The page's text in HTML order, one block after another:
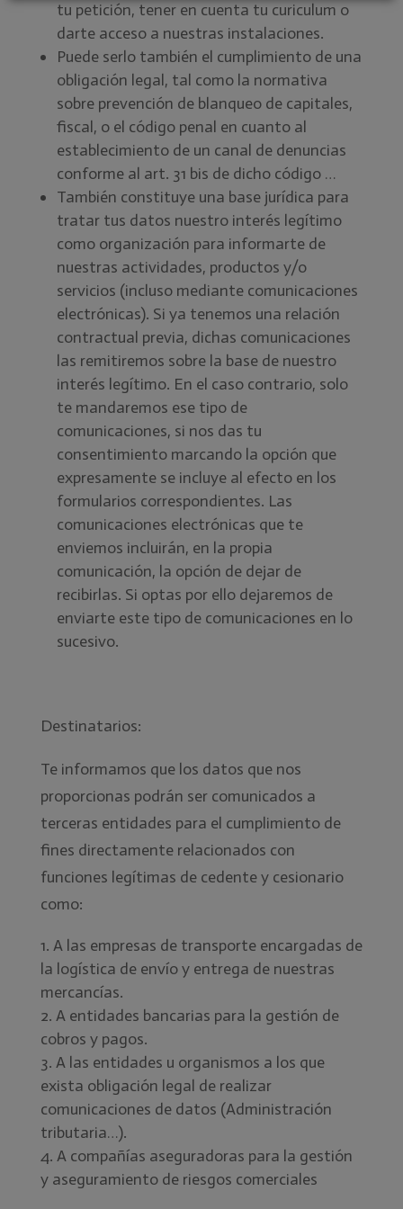
tu petición, tener en cuenta tu curiculum o
darte acceso a nuestras instalaciones.
Puede serlo también el cumplimiento de una
obligación legal, tal como la normativa
sobre prevención de blanqueo de capitales,
fiscal, o el código penal en cuanto al
establecimiento de un canal de denuncias
conforme al art. 31 bis de dicho código …
También constituye una base jurídica para
tratar tus datos nuestro interés legítimo
como organización para informarte de
nuestras actividades, productos y/o
servicios (incluso mediante comunicaciones
electrónicas). Si ya tenemos una relación
contractual previa, dichas comunicaciones
las remitiremos sobre la base de nuestro
interés legítimo. En el caso contrario, solo
te mandaremos ese tipo de
comunicaciones, si nos das tu
consentimiento marcando la opción que
expresamente se incluye al efecto en los
formularios correspondientes. Las
comunicaciones electrónicas que te
enviemos incluirán, en la propia
comunicación, la opción de dejar de
recibirlas. Si optas por ello dejaremos de
enviarte este tipo de comunicaciones en lo
sucesivo.
Destinatarios:
Te informamos que los datos que nos
proporcionas podrán ser comunicados a
terceras entidades para el cumplimiento de
fines directamente relacionados con
funciones legítimas de cedente y cesionario
como:
A las empresas de transporte encargadas de
la logística de envío y entrega de nuestras
mercancías.
A entidades bancarias para la gestión de
cobros y pagos.
A las entidades u organismos a los que
exista obligación legal de realizar
comunicaciones de datos (Administración
tributaria…).
A compañías aseguradoras para la gestión
y aseguramiento de riesgos comerciales